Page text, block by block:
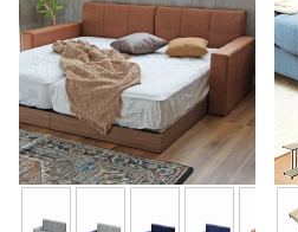
ダイニングテーブル・セット
椅子・チェア
食器棚・キッチン収納